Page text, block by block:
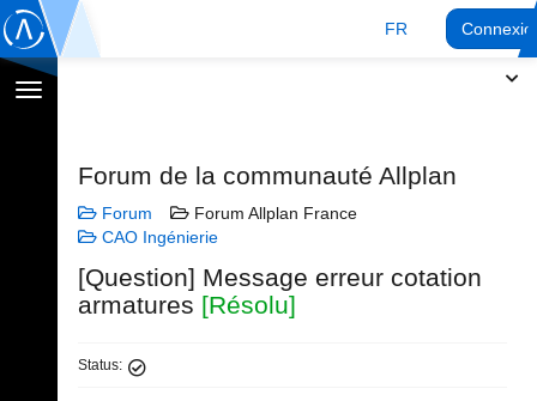
FR
Afficher
Forum de la communauté Allplan
Forum
Forum Allplan France
CAO Ingénierie
[Question] Message erreur cotation
armatures [Résolu]
Status: